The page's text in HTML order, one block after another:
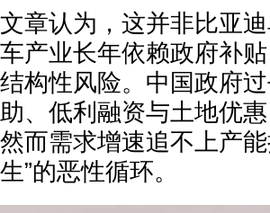
文章认为，这并非比亚
车产业长年依赖政府补
结构性风险。中国政府
助、低利融资与土地优
然而需求增速追不上产
生”的恶性循环。